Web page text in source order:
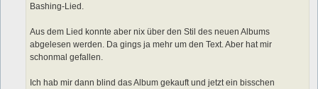
Bashing-Lied.
Aus dem Lied konnte aber nix über den Stil des neuen Albums
abgelesen werden. Da gings ja mehr um den Text. Aber hat mir
schonmal gefallen.
Ich hab mir dann blind das Album gekauft und jetzt ein bisschen